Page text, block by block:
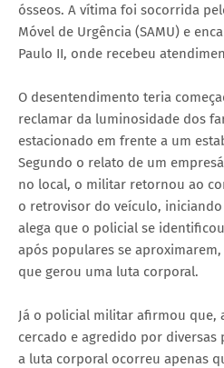
ósseos. A vítima foi socorrida
Móvel de Urgência (SAMU) e
Paulo II, onde recebeu
O desentendimento teria
reclamar da luminosidade dos
estacionado em frente a um
Segundo o relato de um
no local, o militar retornou ao
o retrovisor do veículo,
alega que o policial se
após populares se
que gerou uma luta corporal.
Já o policial militar afirmou que,
cercado e agredido por diversas
a luta corporal ocorreu apenas